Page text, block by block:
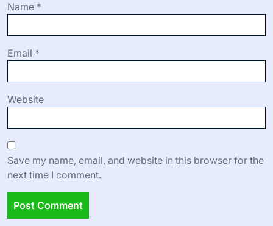
Name *
Email *
Website
Save my name, email, and website in this browser for the
next time I comment.